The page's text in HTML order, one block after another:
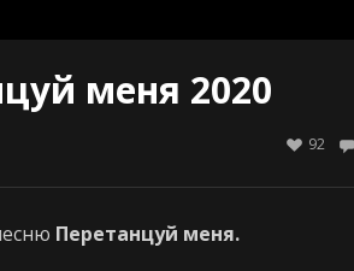
меня 2020
92
Перетанцуй меня.